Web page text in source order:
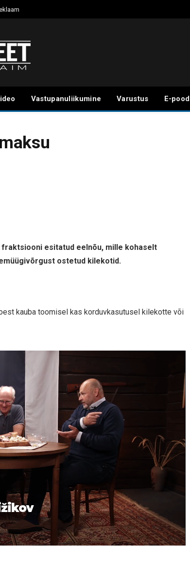
Vastupanuliikumine Varustus E-pood
esitatud eelnõu, mille kohaselt
ostetud kilekotid.
kauba toomisel kas korduvkasutusel kilekotte või